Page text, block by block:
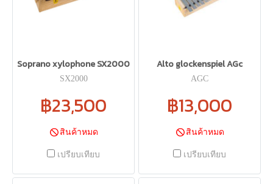
Soprano xylophone SX2000
SX2000
฿23,500
สินค้าหมด
เปรียบเทียบ
Alto glockenspiel AGc
AGC
฿13,000
สินค้าหมด
เปรียบเทียบ